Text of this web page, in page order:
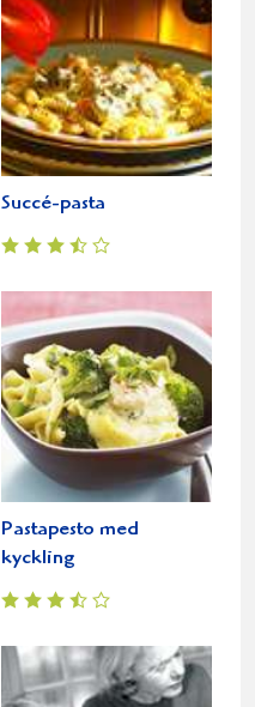
Succé-pasta
Pastapesto med
kyckling